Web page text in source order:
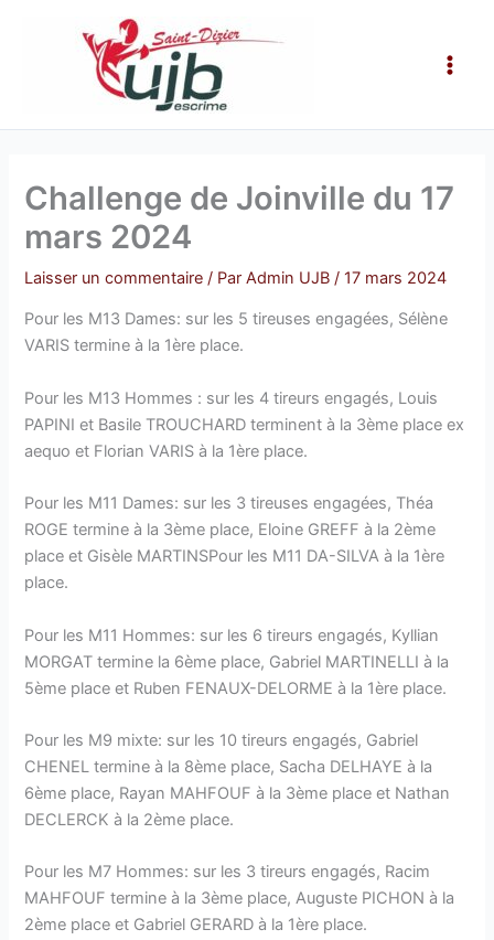
Challenge de Joinville du 17
mars 2024
Laisser un commentaire / ParAdmin UJB/17 mars 2024
Pour les M13 Dames: sur les 5 tireuses engagées, Sélène
VARIS termine à la 1ère place.
Pour les M13 Hommes : sur les 4 tireurs engagés, Louis
PAPINI et Basile TROUCHARD terminent à la 3ème place ex
aequo et Florian VARIS à la 1ère place.
Pour les M11 Dames: sur les 3 tireuses engagées, Théa
ROGE termine à la 3ème place, Eloine GREFF à la 2ème
place et Gisèle MARTINSPour les M11 DA-SILVA à la 1ère
place.
Pour les M11 Hommes: sur les 6 tireurs engagés, Kyllian
MORGAT termine la 6ème place, Gabriel MARTINELLI à la
5ème place et Ruben FENAUX-DELORME à la 1ère place.
Pour les M9 mixte: sur les 10 tireurs engagés, Gabriel
CHENEL termine à la 8ème place, Sacha DELHAYE à la
6ème place, Rayan MAHFOUF à la 3ème place et Nathan
DECLERCK à la 2ème place.
Pour les M7 Hommes: sur les 3 tireurs engagés, Racim
MAHFOUF termine à la 3ème place, Auguste PICHON à la
2ème place et Gabriel GERARD à la 1ère place.